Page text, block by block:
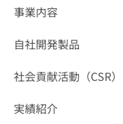
事業内容
自社開発製品
社会貢献活動（CSR）
実績紹介